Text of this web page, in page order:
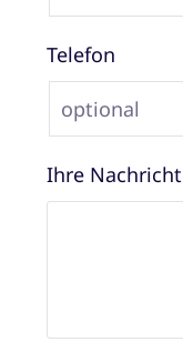
Telefon
Ihre Nachricht